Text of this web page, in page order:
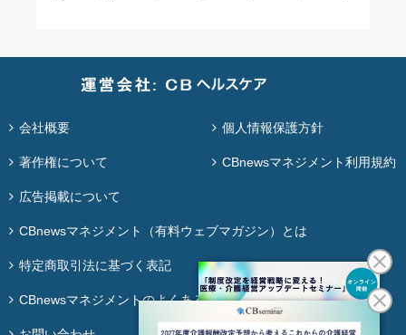
会社概要 個人情報保護方針
著作権について CBnewsマネジメント利用規約
広告掲載について
CBnewsマネジメント（有料ウェブマガジン）とは
特定商取引法に基づく表記
CBnewsマネジメントのよくある質問